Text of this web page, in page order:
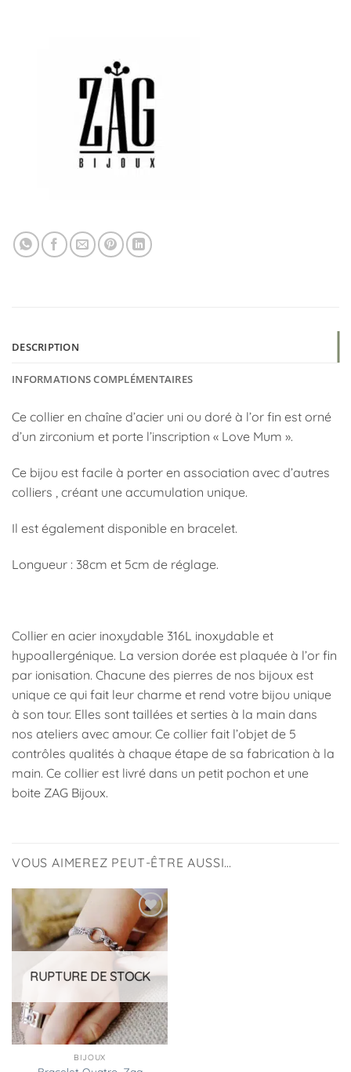
DESCRIPTION
INFORMATIONS COMPLÉMENTAIRES
Ce collier en chaîne d’acier uni ou doré à l’or fin est orné
d’un zirconium et porte l’inscription « Love Mum ».
Ce bijou est facile à porter en association avec d’autres
colliers , créant une accumulation unique.
Il est également disponible en bracelet.
Longueur : 38cm et 5cm de réglage.
Collier en acier inoxydable 316L inoxydable et
hypoallergénique. La version dorée est plaquée à l’or fin
par ionisation. Chacune des pierres de nos bijoux est
unique ce qui fait leur charme et rend votre bijou unique
à son tour. Elles sont taillées et serties à la main dans
nos ateliers avec amour. Ce collier fait l’objet de 5
contrôles qualités à chaque étape de sa fabrication à la
main. Ce collier est livré dans un petit pochon et une
boite ZAG Bijoux.
VOUS AIMEREZ PEUT-ÊTRE AUSSI…
Ajouter
à la
liste
d’envies
RUPTURE DE STOCK
BIJOUX